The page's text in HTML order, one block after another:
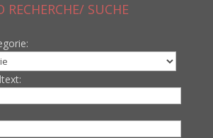
RECHERCHE/ SUCHE